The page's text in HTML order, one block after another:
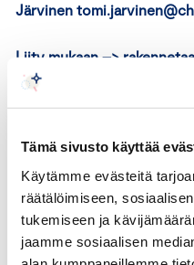
Tämä sivusto käyttää
Käytämme evästeitä
räätälöimiseen,
tukemiseen ja
jaamme sosiaalisen
Järvinen
Liity mukaan –>
huomista
LIPPUPAKETIT
Haluatko osallistua
Hyödynnä